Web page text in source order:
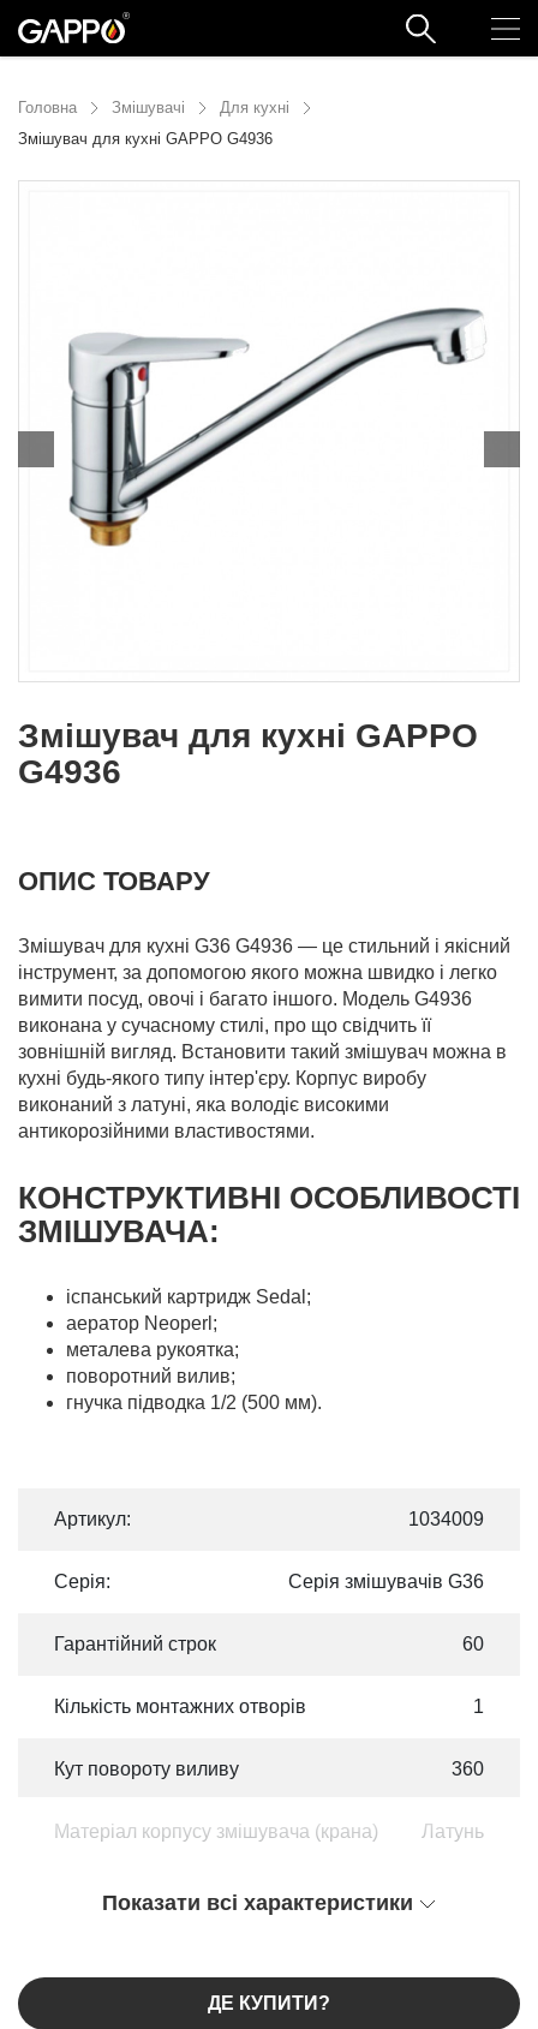
Головна Змішувачі
Для кухні
Змішувач для кухні GAPPO G4936
Змішувач для кухні GAPPO
G4936
ОПИС ТОВАРУ
Змішувач для кухні G36 G4936 — це стильний і якісний
інструмент, за допомогою якого можна швидко і легко
вимити посуд, овочі і багато іншого. Модель G4936
виконана у сучасному стилі, про що свідчить її
зовнішній вигляд. Встановити такий змішувач можна в
кухні будь-якого типу інтер'єру. Корпус виробу
виконаний з латуні, яка володіє високими
антикорозійними властивостями.
КОНСТРУКТИВНІ ОСОБЛИВОСТІ
ЗМIШУВАЧА:
іспанський картридж Sedal;
аератор Neoperl;
металева рукоятка;
поворотний вилив;
гнучка підводка 1/2 (500 мм).
Артикул: 1034009
Серія: Серія змішувачів G36
Гарантійний строк 60
Кількість монтажних отворів 1
Кут повороту виливу 360
Матеріал корпусу змішувача (крана) Латунь
Показати всі характеристики
ДЕ КУПИТИ?